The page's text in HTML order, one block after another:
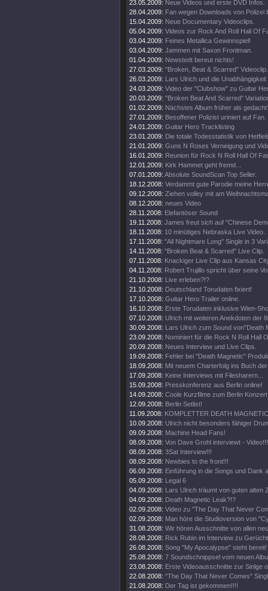
23.05.2009: Neue Videos und erste DVD Infos.
28.04.2009: Fan wegen Downloads von Polizei
15.04.2009: Neue Documentary Videoclips.
05.04.2009: Videos zur Rock And Roll Hall Of
03.04.2009: Feines Metallica Gewinnspiel!
03.04.2009: Jammen mit Saxon Frontman.
01.04.2009: Newstedt bereut nichts!
27.03.2009: "Broken, Beat & Scarred" Videoclip.
26.03.2009: Lars Ulrich und die Unabhängigkeit
24.03.2009: Video der "Clubshow" zu Guitar
20.03.2009: "Broken Beat And Scarred"
01.02.2009: Nächstes Album früher als
27.01.2009: Besoffener Polizist uriniert auf Fan.
24.01.2009: Guitar Hero Tracklisting
23.01.2009: Die totale Todesstatistik von
21.01.2009: Guns N Roses Verneigung und
16.01.2009: Reunion für Rock N Roll Hall Of
12.01.2009: Kirk Hammet geht fremd...
07.01.2009: Absolute SoundScan Top Seller.
18.12.2008: Verdammt gute Parodie meine
09.12.2008: Ziehen volley mit am
08.12.2008: neues Video
28.11.2008: Elefantöser Sound
19.11.2008: James freut sich auf "Chinese
18.11.2008: 10 minütiges Nebraska Live Video.
17.11.2008: "All Nightmare Long" Single in 3
14.11.2008: "Broken Beat & Scarred" Live Clip.
07.11.2008: Knackiger Live Clip aus Kansas
04.11.2008: Robert Trujillo spricht über seine
21.10.2008: Live erleben?!?
21.10.2008: Deutschland Torudaten fixiert!
17.10.2008: Guitar Hero Trailer online.
16.10.2008: Erste Torudaten inklusive Wien-
07.10.2008: Ulrich mit weiteren Anekdoten der
30.09.2008: Lars Ulrich zum Sound von"Death
23.09.2008: Nominiert für die Rock N Roll Hall
20.09.2008: Neues Interview und Live Clips.
19.09.2008: Fehler bei "Death Magnetic"
18.09.2008: Mit neuem Charterfolg ins Buch
17.09.2008: Keine Interviews mit Filesharern...
15.09.2008: Presskonferenz aus Berlin online!
14.09.2008: Coole Kurzfilme zum Berlin
12.09.2008: Berlin Setlist!
11.09.2008: KOMPLETTER DEATH
10.09.2008: Ulrich nicht besonders fähiger
09.09.2008: Machine Head Fans!
08.09.2008: Von Dave Grohl interviewt - Video!!!
08.09.2008: 3Sat Interview!!!
08.09.2008: Newbies to the front!!!
06.09.2008: Einführung in die Songs und Dank
05.09.2008: Legal 6
04.09.2008: Lars Ulrich träumt von guten alten
04.09.2008: Death Magnetic Leak?!?
02.09.2008: Video zu "The Day That Never
02.09.2008: Man höre die Studioversion von
31.08.2008: Wir hören Ausschnitte von allen
28.08.2008: Rick Rubin im Interview zu
26.08.2008: Song "My Apocalypse" steht bereit!
25.08.2008: 7 Soundschnippsel vom neuen
23.08.2008: Erste Videoausschnitte zur Sinlge
22.08.2008: "The Day That Never Comes"
21.08.2008: Der Tag ist gekommen!!!!